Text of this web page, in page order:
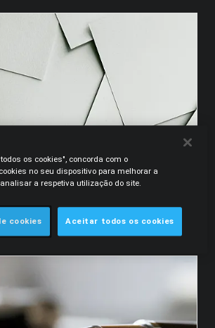
do Regime Jurídico
de Seguros e de Resseguros
os cookies", concorda com o
no seu dispositivo para melhorar a
a respetiva utilização do site.
cookies Aceitar todos os cookies